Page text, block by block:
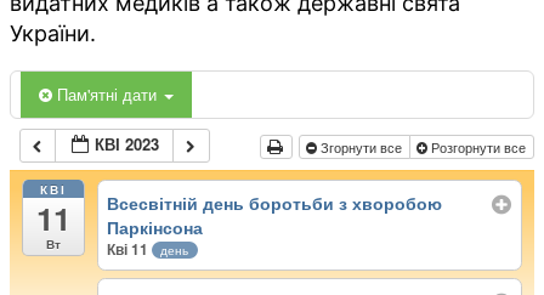
України.
Пам'ятні дати
КВІ 2023 Згорнути все Розгорнути все
КВІ
11
Вт
Всесвітній день боротьби з хворобою
Паркінсона
Кві 11 день